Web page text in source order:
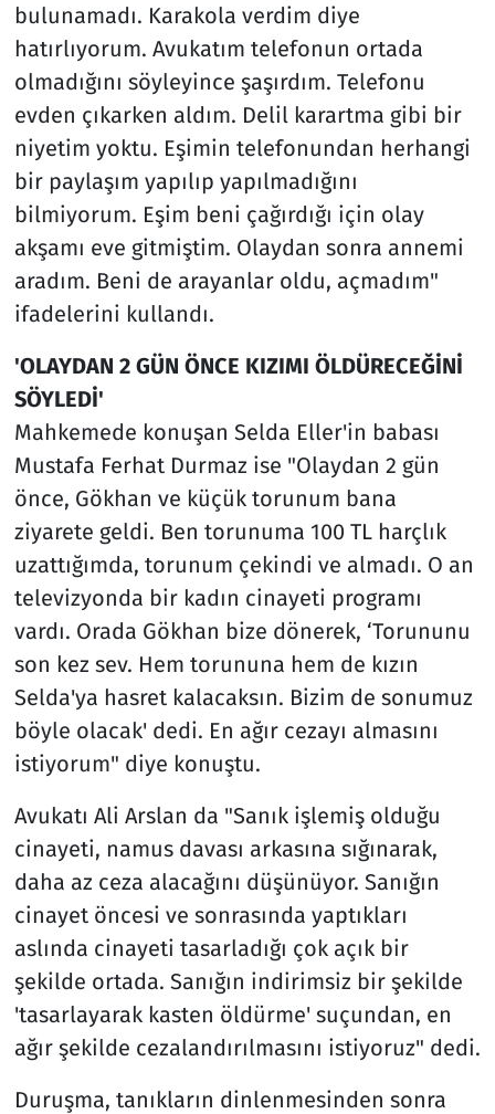
bulunamadı. Karakola verdim diye
hatırlıyorum. Avukatım telefonun ortada
olmadığını söyleyince şaşırdım. Telefonu
evden çıkarken aldım. Delil karartma gibi bir
niyetim yoktu. Eşimin telefonundan herhangi
bir paylaşım yapılıp yapılmadığını
bilmiyorum. Eşim beni çağırdığı için olay
akşamı eve gitmiştim. Olaydan sonra annemi
aradım. Beni de arayanlar oldu, açmadım"
ifadelerini kullandı.
'OLAYDAN 2 GÜN ÖNCE KIZIMI ÖLDÜRECEĞİNİ
SÖYLEDİ'
Mahkemede konuşan Selda Eller'in babası
Mustafa Ferhat Durmaz ise "Olaydan 2 gün
önce, Gökhan ve küçük torunum bana
ziyarete geldi. Ben torunuma 100 TL harçlık
uzattığımda, torunum çekindi ve almadı. O an
televizyonda bir kadın cinayeti programı
vardı. Orada Gökhan bize dönerek, ‘Torununu
son kez sev. Hem torununa hem de kızın
Selda'ya hasret kalacaksın. Bizim de sonumuz
böyle olacak' dedi. En ağır cezayı almasını
istiyorum" diye konuştu.
Avukatı Ali Arslan da "Sanık işlemiş olduğu
cinayeti, namus davası arkasına sığınarak,
daha az ceza alacağını düşünüyor. Sanığın
cinayet öncesi ve sonrasında yaptıkları
aslında cinayeti tasarladığı çok açık bir
şekilde ortada. Sanığın indirimsiz bir şekilde
'tasarlayarak kasten öldürme' suçundan, en
ağır şekilde cezalandırılmasını istiyoruz" dedi.
Duruşma, tanıkların dinlenmesinden sonra